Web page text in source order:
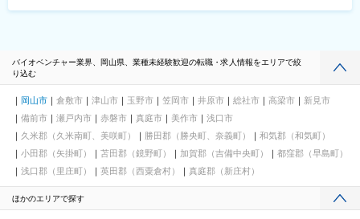
バイオベンチャー業界、岡山県、業種未経験歓迎の転職・求人情報をエリアで絞
り込む
岡山市 倉敷市 津山市 玉野市 笠岡市 井原市 総社市 高梁市
新見市
備前市
瀬戸内市 赤磐市 真庭市 美作市
浅口市
久米郡（久米南町、美咲町）
勝田郡（勝央町、奈義町）
和気郡（和気町）
小田郡（矢掛町）
苫田郡（鏡野町） 加賀郡（吉備中央町）
都窪郡（早島町）
浅口郡（里庄町）
英田郡（西粟倉村） 真庭郡（新庄村）
ほかのエリアで探す